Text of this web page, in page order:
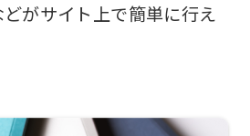
がサイト上で簡単に行え